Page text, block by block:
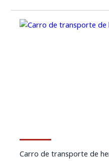
Carro de transporte de